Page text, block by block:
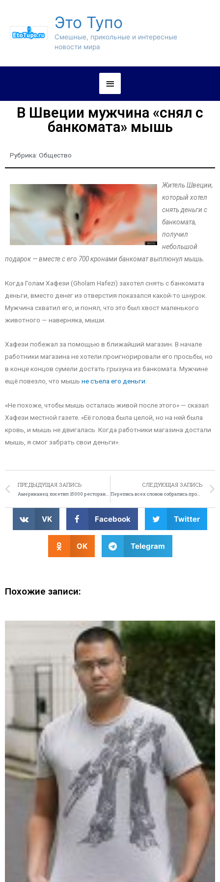
Это Тупо
Смешные, прикольные и интересные
новости мира
В Швеции мужчина «снял с
банкомата» мышь
Рубрика: Общество
Житель Швеции,
который хотел
снять деньги с
банкомата,
получил
небольшой
подарок — вместе с его 700 кронами банкомат выплюнул мышь.
Когда Голам Хафези (Gholam Hafezi) захотел снять с банкомата
деньги, вместо денег из отверстия показался какой-то шнурок.
Мужчина схватил его, и понял, что это был хвост маленького
животного — наверняка, мыши.
Хафези побежал за помощью в ближайший магазин. В начале
работники магазина не хотели проигнорировали его просьбы, но
в конце концов сумели достать грызуна из банкомата. Мужчине
ещё повезло, что мышь не съела его деньги
«Не похоже, чтобы мышь осталась живой после этого» — сказал
Хафези местной газете. «Её голова была целой, но на ней была
кровь, и мышь не двигалась. Когда работники магазина достали
мышь, я смог забрать свои деньги».
ПРЕДЫДУЩАЯ ЗАПИСЬ
Американец посетил 15000 ресторанов Макдональдс
СЛЕДУЮЩАЯ ЗАПИСЬ
Перепись всех слонов собрались проводить на Шри-Ланке
VK Facebook Twitter
OK Telegram
Похожие записи: